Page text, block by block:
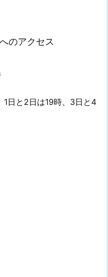
のアクセス
日と2日は19時、3日と4